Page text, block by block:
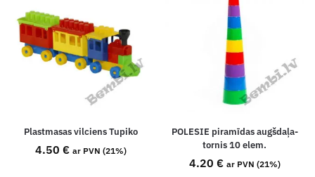
Plastmasas vilciens Tupiko
4.50 € ar PVN (21%)
POLESIE piramīdas augšdaļa-
tornis 10 elem.
4.20 € ar PVN (21%)